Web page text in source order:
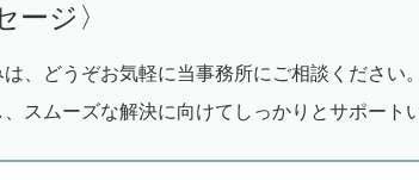
ージ〉
、どうぞお気軽に当事務所にご相談ください
スムーズな解決に向けてしっかりとサポート